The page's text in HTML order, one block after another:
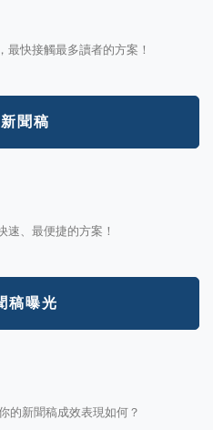
快接觸最多讀者的方案！
聞稿
、最便捷的方案！
稿曝光
的新聞稿成效表現如何？